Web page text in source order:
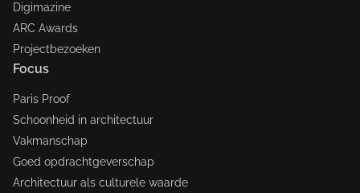
Digimazine
ARC Awards
Projectbezoeken
Focus
Paris Proof
Schoonheid in architectuur
Vakmanschap
Goed opdrachtgeverschap
Architectuur als culturele waarde